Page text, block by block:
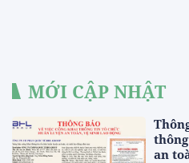
MỚI CẬP NHẬT
an